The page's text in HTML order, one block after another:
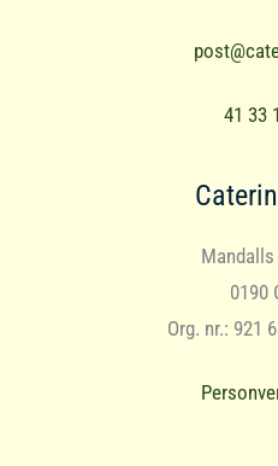
41 33
0190
Org. nr.: 921